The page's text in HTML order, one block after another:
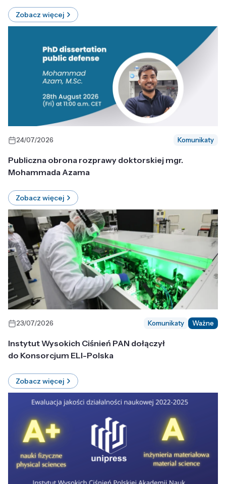
Zobacz więcej
24/07/2026 Komunikaty
Publiczna obrona rozprawy doktorskiej mgr.
Mohammada Azama
Zobacz więcej
23/07/2026 Komunikaty Ważne
Instytut Wysokich Ciśnień PAN dołączył
do Konsorcjum ELI-Polska
Zobacz więcej